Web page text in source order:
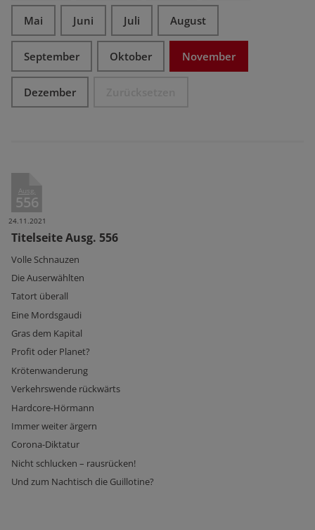
Mai Juni Juli August
September Oktober November
Dezember
Ausg.
556
24.11.2021
Titelseite Ausg. 556
Volle Schnauzen
Die Auserwählten
Tatort überall
Eine Mordsgaudi
Gras dem Kapital
Profit oder Planet?
Krötenwanderung
Verkehrswende rückwärts
Hardcore-Hörmann
Immer weiter ärgern
Corona-Diktatur
Nicht schlucken – rausrücken!
Und zum Nachtisch die Guillotine?